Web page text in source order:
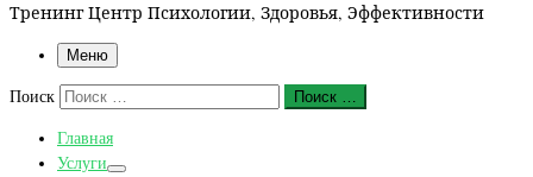
Тренинг Центр Психологии, Здоровья, Эффективности
Меню
Поиск Поиск …
Главная
Услуги